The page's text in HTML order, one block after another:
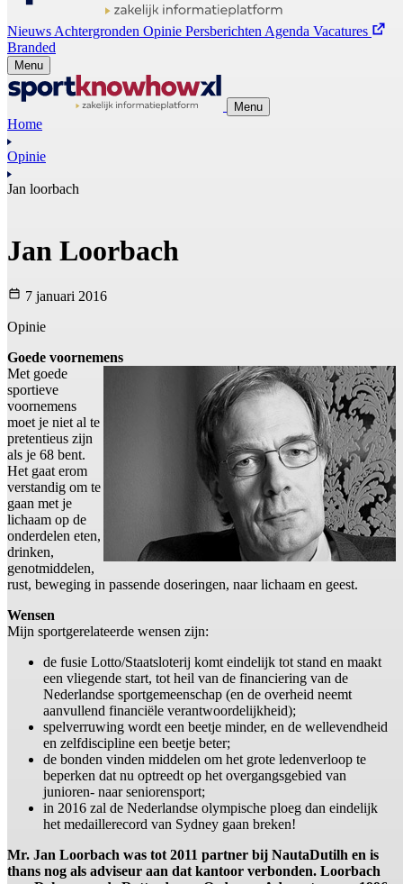
Nieuws Achtergronden Opinie Persberichten Agenda Vacatures
Branded
Menu
Menu
Home
Opinie
Jan loorbach
Jan Loorbach
7 januari 2016
Opinie
Goede voornemens
Met goede
sportieve
voornemens
moet je niet al te
pretentieus zijn
als je 68 bent.
Het gaat erom
verstandig om te
gaan met je
lichaam op de
onderdelen eten,
drinken,
genotmiddelen,
rust, beweging in passende doseringen, naar lichaam en geest.
Wensen
Mijn sportgerelateerde wensen zijn:
de fusie Lotto/Staatsloterij komt eindelijk tot stand en maakt
een vliegende start, tot heil van de financiering van de
Nederlandse sportgemeenschap (en de overheid neemt
aanvullend financiële verantwoordelijkheid);
spelverruwing wordt een beetje minder, en de wellevendheid
en zelfdiscipline een beetje beter;
de bonden vinden middelen om het grote ledenverloop te
beperken dat nu optreedt op het overgangsgebied van
junioren- naar seniorensport;
in 2016 zal de Nederlandse olympische ploeg dan eindelijk
het medaillerecord van Sydney gaan breken!
Mr. Jan Loorbach was tot 2011 partner bij NautaDutilh en is
thans nog als adviseur aan dat kantoor verbonden. Loorbach